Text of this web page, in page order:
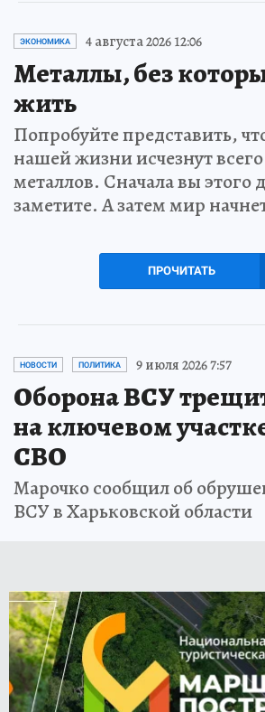
ЭКОНОМИКА 4 августа 2026 12:06
Металлы, без
жить
Попробуйте представить,
нашей жизни исчезнут
металлов. Сначала вы этого
заметите. А затем мир
ПРОЧИТАТЬ
НОВОСТИ ПОЛИТИКА 9 июля 2026 7:57
Оборона ВСУ
на ключевом
СВО
Марочко сообщил об
ВСУ в Харьковской области